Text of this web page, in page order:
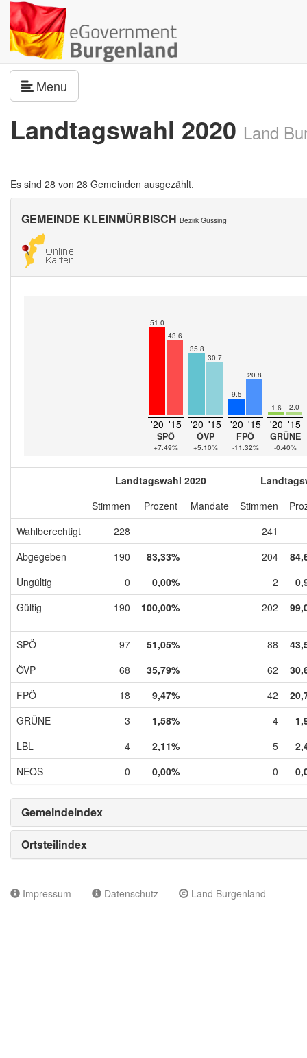
Menu
Landtagswahl 2020 Land
Es sind 28 von 28 Gemeinden ausgezählt.
GEMEINDE KLEINMÜRBISCH Bezirk Güssing
51.0
43.6
'20 '15
SPÖ
+7.49%
35.8
30.7
'20 '15
ÖVP
+5.10%
9.5
20.8
'20 '15
FPÖ
-11.32%
1.6 2.0
'20 '15
GRÜNE
-0.40%
Landtagswahl 2020
Stimmen
Prozent Mandate Stimmen
Wahlberechtigt
228
241
Abgegeben
190 83,33% 204
Ungültig
0 0,00% 2
Gültig
190 100,00% 202
SPÖ 97 51,05% 88
ÖVP
68 35,79% 62
FPÖ
18 9,47% 42
GRÜNE
3 1,58% 4
LBL
4 2,11% 5
NEOS
0 0,00% 0
Gemeindeindex
Ortsteilindex
Impressum Datenschutz Land Burgenland